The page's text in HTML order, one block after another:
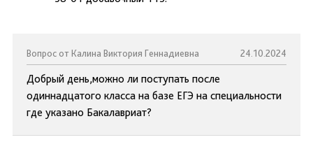
Вопрос от Калина Виктория Геннадиевна 24.10.2024
Добрый день,можно ли поступать после
одиннадцатого класса на базе ЕГЭ на специальности
где указано Бакалавриат?